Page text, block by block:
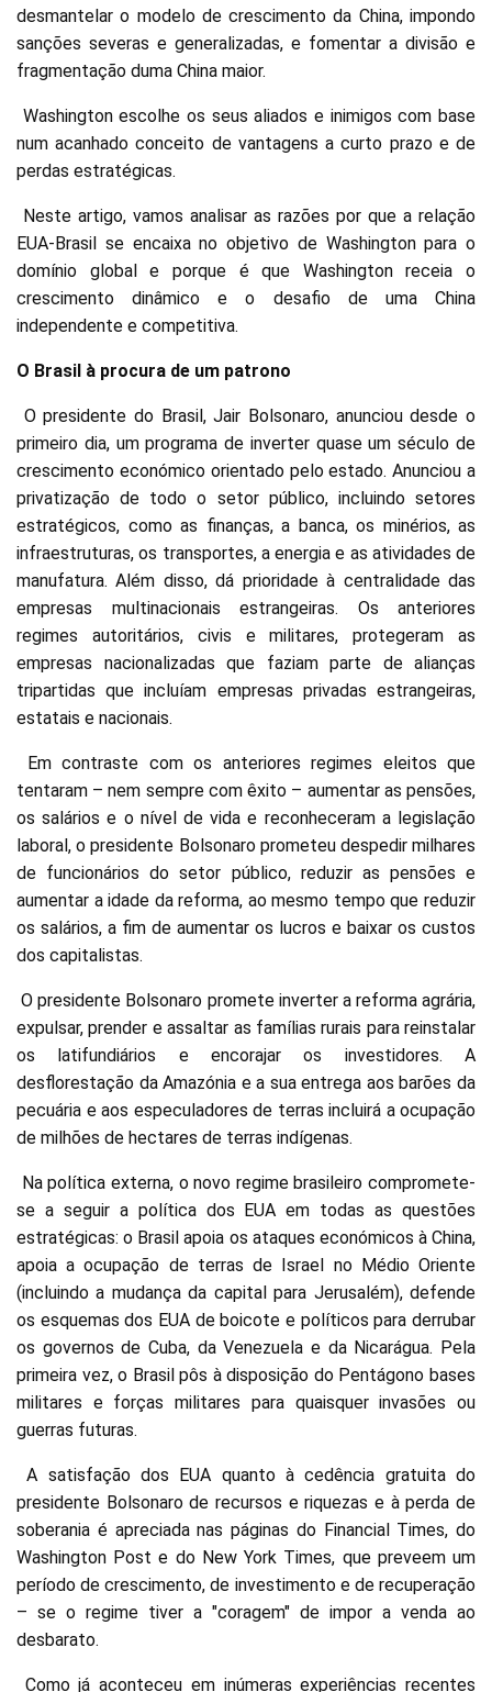
desmantelar o modelo de crescimento da China, impondo
sanções severas e generalizadas, e fomentar a divisão e
fragmentação duma China maior.
Washington escolhe os seus aliados e inimigos com base
num acanhado conceito de vantagens a curto prazo e de
perdas estratégicas.
Neste artigo, vamos analisar as razões por que a relação
EUA-Brasil se encaixa no objetivo de Washington para o
domínio global e porque é que Washington receia o
crescimento dinâmico e o desafio de uma China
independente e competitiva.
O Brasil à procura de um patrono
O presidente do Brasil, Jair Bolsonaro, anunciou desde o
primeiro dia, um programa de inverter quase um século de
crescimento económico orientado pelo estado. Anunciou a
privatização de todo o setor público, incluindo setores
estratégicos, como as finanças, a banca, os minérios, as
infraestruturas, os transportes, a energia e as atividades de
manufatura. Além disso, dá prioridade à centralidade das
empresas multinacionais estrangeiras. Os anteriores
regimes autoritários, civis e militares, protegeram as
empresas nacionalizadas que faziam parte de alianças
tripartidas que incluíam empresas privadas estrangeiras,
estatais e nacionais.
Em contraste com os anteriores regimes eleitos que
tentaram – nem sempre com êxito – aumentar as pensões,
os salários e o nível de vida e reconheceram a legislação
laboral, o presidente Bolsonaro prometeu despedir milhares
de funcionários do setor público, reduzir as pensões e
aumentar a idade da reforma, ao mesmo tempo que reduzir
os salários, a fim de aumentar os lucros e baixar os custos
dos capitalistas.
O presidente Bolsonaro promete inverter a reforma agrária,
expulsar, prender e assaltar as famílias rurais para reinstalar
os latifundiários e encorajar os investidores. A
desflorestação da Amazónia e a sua entrega aos barões da
pecuária e aos especuladores de terras incluirá a ocupação
de milhões de hectares de terras indígenas.
Na política externa, o novo regime brasileiro compromete-
se a seguir a política dos EUA em todas as questões
estratégicas: o Brasil apoia os ataques económicos à China,
apoia a ocupação de terras de Israel no Médio Oriente
(incluindo a mudança da capital para Jerusalém), defende
os esquemas dos EUA de boicote e políticos para derrubar
os governos de Cuba, da Venezuela e da Nicarágua. Pela
primeira vez, o Brasil pôs à disposição do Pentágono bases
militares e forças militares para quaisquer invasões ou
guerras futuras.
A satisfação dos EUA quanto à cedência gratuita do
presidente Bolsonaro de recursos e riquezas e à perda de
soberania é apreciada nas páginas do Financial Times, do
Washington Post e do New York Times, que preveem um
período de crescimento, de investimento e de recuperação
– se o regime tiver a "coragem" de impor a venda ao
desbarato.
Como já aconteceu em inúmeras experiências recentes